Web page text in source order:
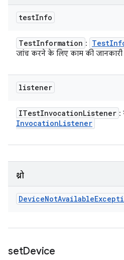
testInfo
TestInformation : Test
जांच करने के लिए काम की जानकारी
listener
ITestInvocationListener :
InvocationListener
थ्रो
DeviceNotAvailable
setDevice